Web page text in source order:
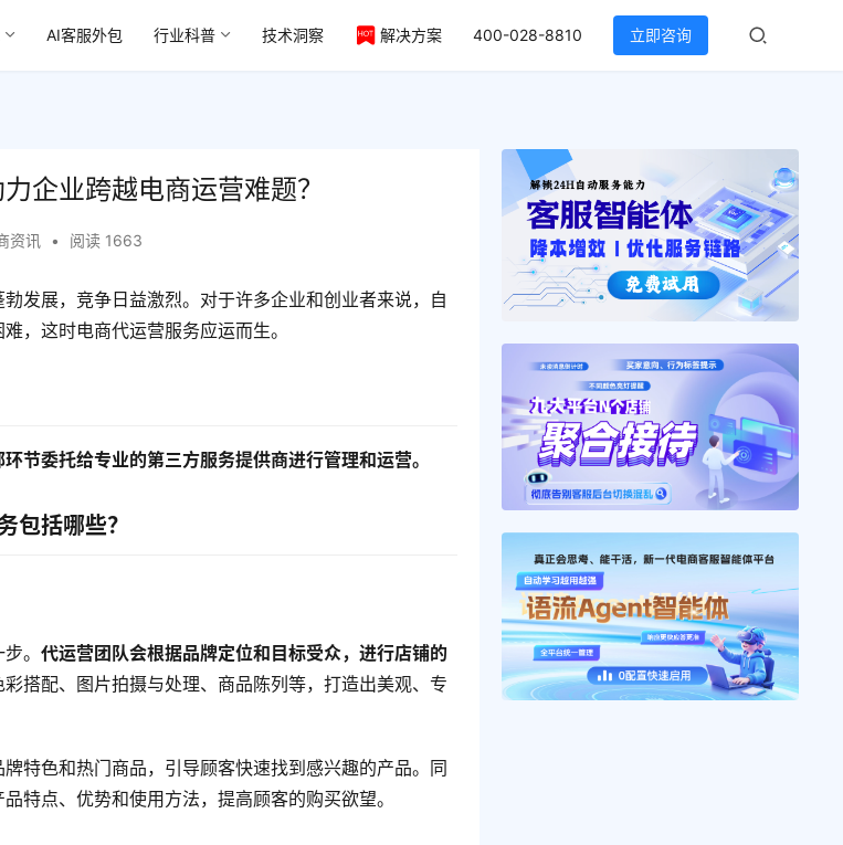
AI客服外包 行业科普 技术洞察 解决方案 400-028-8810 立即咨询
企业跨越电商运营难题？
资讯 • 阅读 1663
发展，竞争日益激烈。对于许多企业和创业者来说，自
，这时电商代运营服务应运而生。
节委托给专业的第三方服务提供商进行管理和运营。
包括哪些？
步。代运营团队会根据品牌定位和目标受众，进行店铺的
搭配、图片拍摄与处理、商品陈列等，打造出美观、专
特色和热门商品，引导顾客快速找到感兴趣的产品。同
特点、优势和使用方法，提高顾客的购买欲望。